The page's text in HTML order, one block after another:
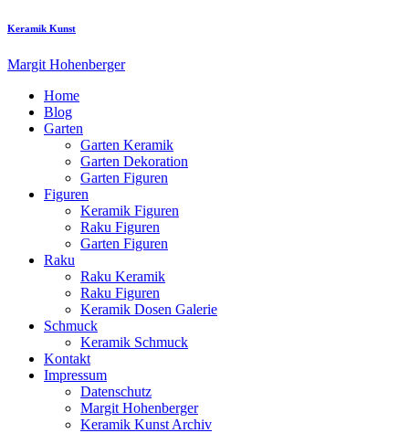
Keramik Kunst
Margit Hohenberger
Home
Blog
Garten
Garten Keramik
Garten Dekoration
Garten Figuren
Figuren
Keramik Figuren
Raku Figuren
Garten Figuren
Raku
Raku Keramik
Raku Figuren
Keramik Dosen Galerie
Schmuck
Keramik Schmuck
Kontakt
Impressum
Datenschutz
Margit Hohenberger
Keramik Kunst Archiv